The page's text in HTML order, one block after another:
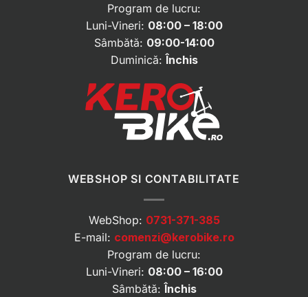
Program de lucru:
Luni-Vineri: 08:00 – 18:00
Sâmbătă: 09:00-14:00
Duminică:Închis
WEBSHOP SI CONTABILITATE
WebShop: 0731-371-385
E-mail: comenzi@kerobike.ro
Program de lucru:
Luni-Vineri: 08:00 – 16:00
Sâmbătă: Închis